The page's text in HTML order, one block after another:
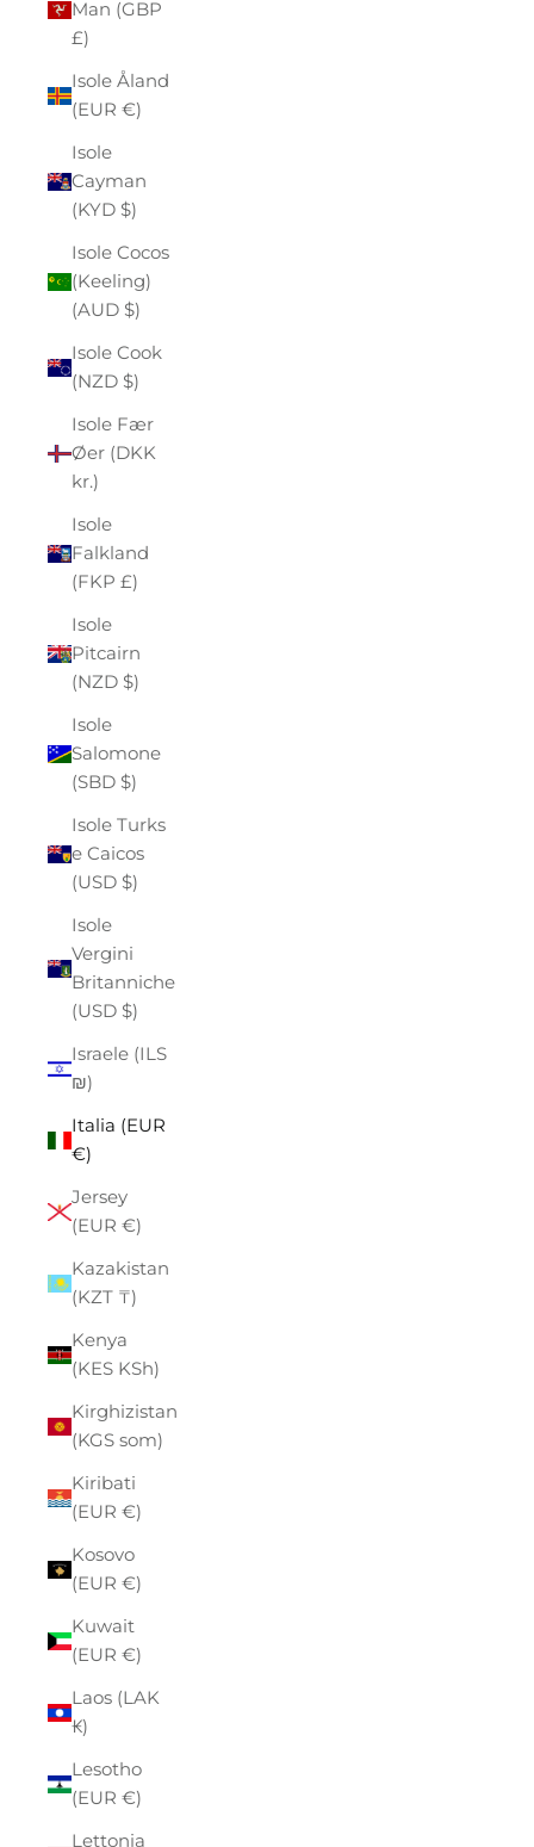
Man (GBP
£)
Isole Åland
(EUR €)
Isole
Cayman
(KYD $)
Isole Cocos
(Keeling)
(AUD $)
Isole Cook
(NZD $)
Isole Fær
Øer (DKK
kr.)
Isole
Falkland
(FKP £)
Isole
Pitcairn
(NZD $)
Isole
Salomone
(SBD $)
Isole Turks
e Caicos
(USD $)
Isole
Vergini
Britanniche
(USD $)
Israele (ILS
₪)
Italia (EUR
€)
Jersey
(EUR €)
Kazakistan
(KZT ₸)
Kenya
(KES KSh)
Kirghizistan
(KGS som)
Kiribati
(EUR €)
Kosovo
(EUR €)
Kuwait
(EUR €)
Laos (LAK
₭)
Lesotho
(EUR €)
Lettonia